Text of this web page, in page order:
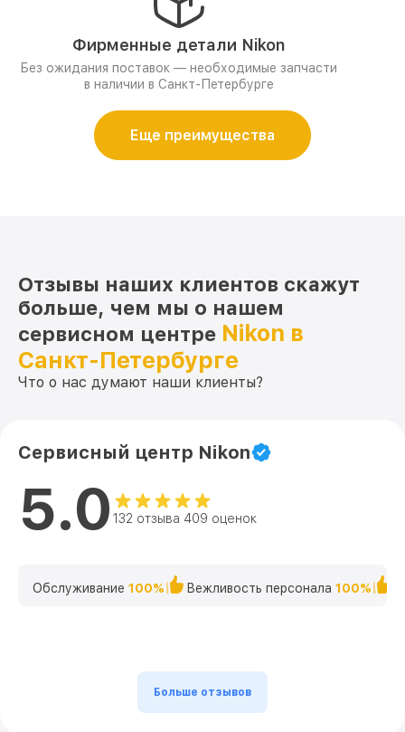
Фирменные детали Nikon
Без ожидания поставок — необходимые запчасти
в наличии в Санкт-Петербурге
Еще преимущества
Отзывы наших клиентов скажут
больше, чем мы о нашем
сервисном центре Nikon в
Санкт-Петербурге
Что о нас думают наши клиенты?
Сервисный центр Nikon
5.0 132 отзыва 409 оценок
Обслуживание 100% Вежливость персонала 100%
Больше отзывов